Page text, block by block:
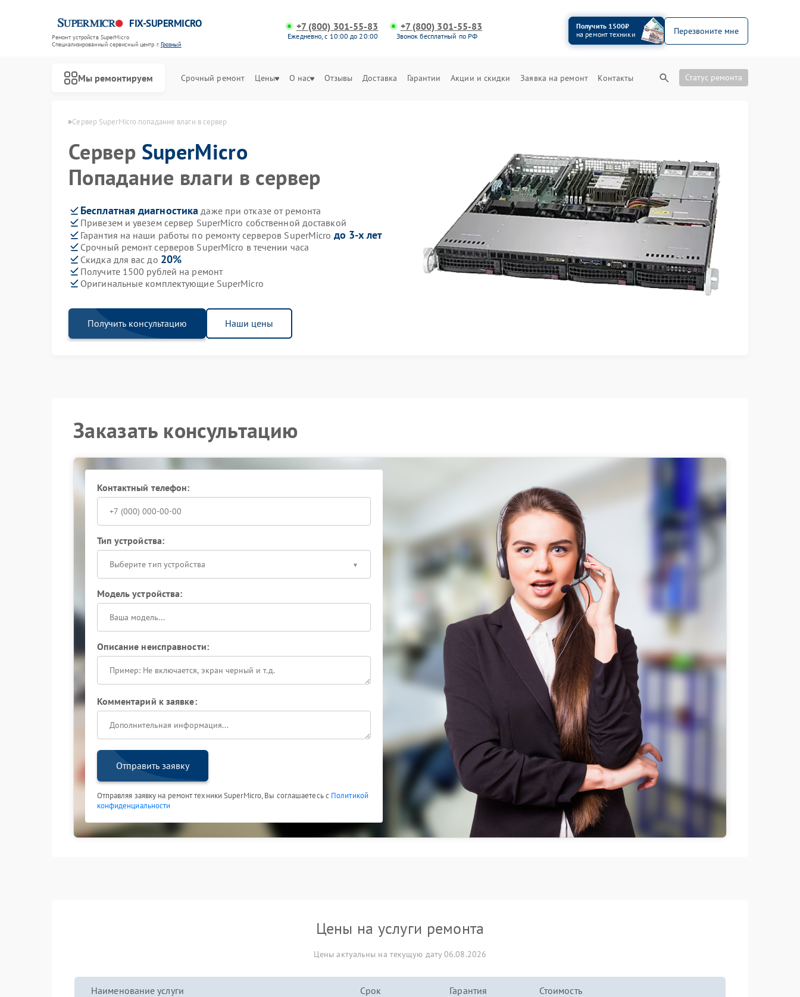
FIX-SUPERMICRO
Ремонт устройств SuperMicro
Специализированный cервисный центр г.Грозный
+7 (800) 301-55-83
Ежедневно, с 10:00 до 20:00
+7 (800) 301-55-83
Звонок бесплатный по РФ
Получить 1500₽
на ремонт техники
Перезвоните мне
Мы ремонтируем Срочный ремонт Цены О нас Отзывы Доставка Гарантии Акции и скидки Заявка на ремонт Контакты Статус ремонта
в Грозном Сервер SuperMicro попадание влаги в сервер
Сервер SuperMicro
Попадание влаги в сервер
Бесплатная диагностика даже при отказе от ремонта
Привезем и увезем сервер SuperMicro собственной доставкой
Гарантия на наши работы по ремонту серверов SuperMicro до 3-х лет
Срочный ремонт серверов SuperMicro в течении часа
Скидка для вас до 20%
Получите 1500 рублей на ремонт
Оригинальные комплектующие SuperMicro
Получить консультацию Наши цены
Заказать консультацию
Контактный телефон:
Тип устройства:
Выберите тип устройства
Модель устройства:
Описание неисправности:
Комментарий к заявке:
Отправить заявку
Отправляя заявку на ремонт техники SuperMicro, Вы соглашаетесь с Политикой
конфиденциальности
Цены на услуги ремонта
Цены актуальны на текущую дату 06.08.2026
Наименование услуги Срок Гарантия Стоимость